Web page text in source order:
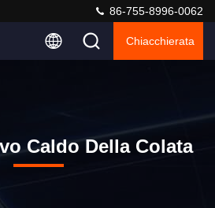
86-755-8996-0062
Chiacchierata
Caldo Della Colata